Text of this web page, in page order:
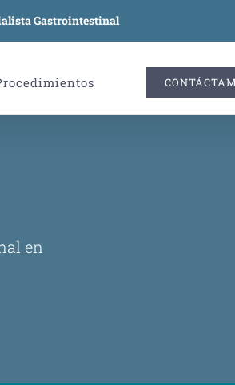
Gastrointestinal
en